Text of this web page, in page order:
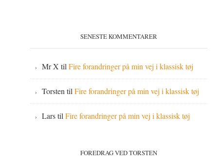
SENESTE KOMMENTARER
Mr X tilFire forandringer på min vej i klassisk tøj
Torsten tilFire forandringer på min vej i klassisk tøj
LarstilFire forandringer på min vej i klassisk tøj
FOREDRAG VED TORSTEN